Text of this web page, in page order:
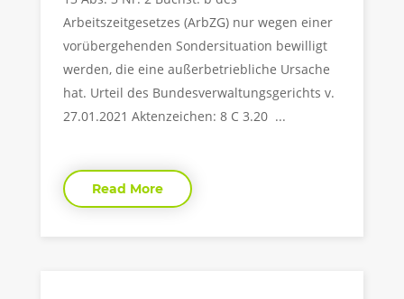
Arbeitszeitgesetzes (ArbZG) nur wegen einer
vorübergehenden Sondersituation bewilligt
werden, die eine außerbetriebliche Ursache
hat. Urteil des Bundesverwaltungsgerichts v.
27.01.2021 Aktenzeichen: 8 C 3.20 ...
Read More